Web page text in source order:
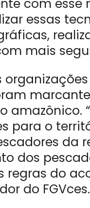
com
essas
mais
para o
da
dos
do
do FGVces.